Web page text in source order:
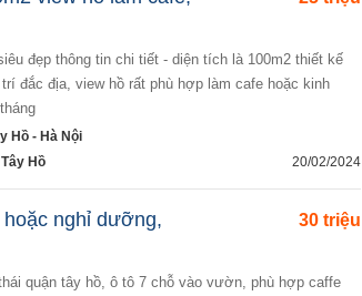
đắc địa, view hồ rất phù hợp làm cafe hoặc kinh
Hồ - Hà Nội
Hồ 20/02/2024
30 triệu
nghỉ dưỡng,